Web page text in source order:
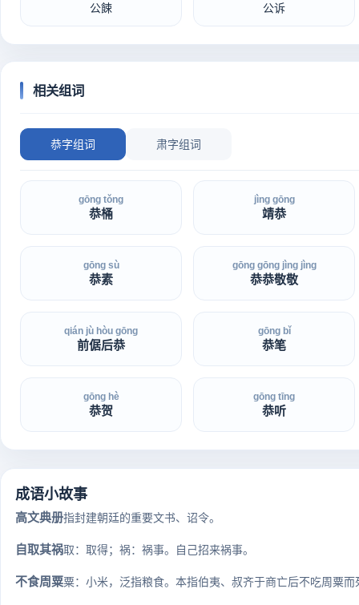
公餗 公诉
相关组词
恭字组词 肃字组词
gōng tǒng
恭桶
jìng gōng
靖恭
gōng sù
恭素
gōng gōng jìng jìng
恭恭敬敬
qián jù hòu gōng
前倨后恭
gōng bǐ
恭笔
gōng hè
恭贺
gōng tīng
恭听
成语小故事
高文典册指封建朝廷的重要文书、诏令。
自取其祸取：取得；祸：祸事。自己招来祸事。
不食周粟粟：小米，泛指粮食。本指伯夷、叔齐于商亡后不吃周粟